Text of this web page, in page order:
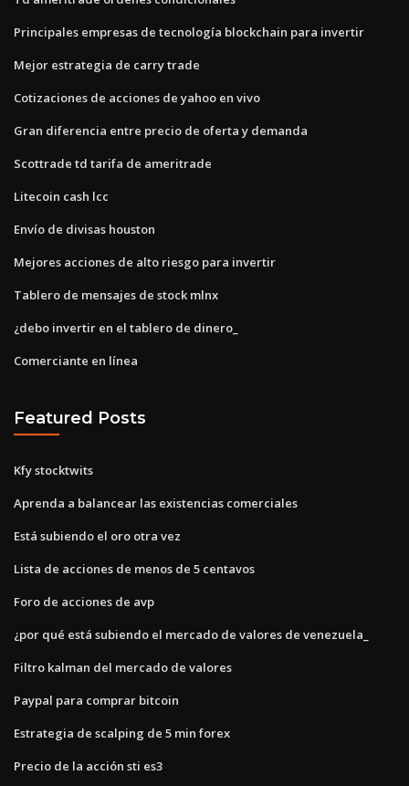
Principales empresas de tecnología blockchain para invertir
Mejor estrategia de carry trade
Cotizaciones de acciones de yahoo en vivo
Gran diferencia entre precio de oferta y demanda
Scottrade td tarifa de ameritrade
Litecoin cash lcc
Envío de divisas houston
Mejores acciones de alto riesgo para invertir
Tablero de mensajes de stock mlnx
¿debo invertir en el tablero de dinero_
Comerciante en línea
Featured Posts
Kfy stocktwits
Aprenda a balancear las existencias comerciales
Está subiendo el oro otra vez
Lista de acciones de menos de 5 centavos
Foro de acciones de avp
¿por qué está subiendo el mercado de valores de venezuela_
Filtro kalman del mercado de valores
Paypal para comprar bitcoin
Estrategia de scalping de 5 min forex
Precio de la acción sti es3